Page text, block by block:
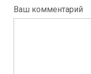
Ваш комментарий